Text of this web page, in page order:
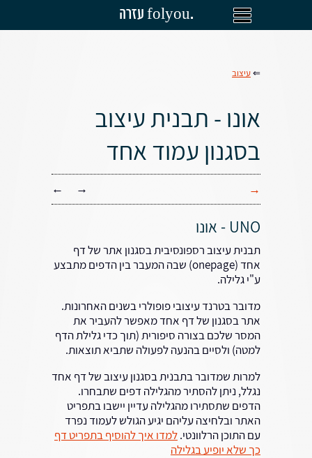
עזרה folyou.
⇐עיצוב
אונו - תבנית עיצוב
בסגנון עמוד אחד
→
→
←
UNO - אונו
תבנית עיצוב רספונסיבית בסגנון אתר של דף
אחד (onepage) שבה המעבר בין הדפים מתבצע
ע"י גלילה.
מדובר בטרנד עיצובי פופולרי בשנים האחרונות.
אתר בסגנון של דף אחד מאפשר להעביר את
המסר שלכם בצורה סיפורית (תוך כדי גלילת הדף
למטה) ולסיים בהנעה לפעולה שתביא תוצאות.
למרות שמדובר בתבנית בסגנון עיצוב של דף אחד
נגלל, ניתן להסתיר מהגלילה דפים שתבחרו.
הדפים שתסתירו מהגלילה עדיין יישבו בתפריט
האתר ובלחיצה עליהם יגיע הגולש לעמוד נפרד
עם התוכן הרלוונטי.למדו איך להוסיף בתפריט דף
כך שלא יופיע בגלילה